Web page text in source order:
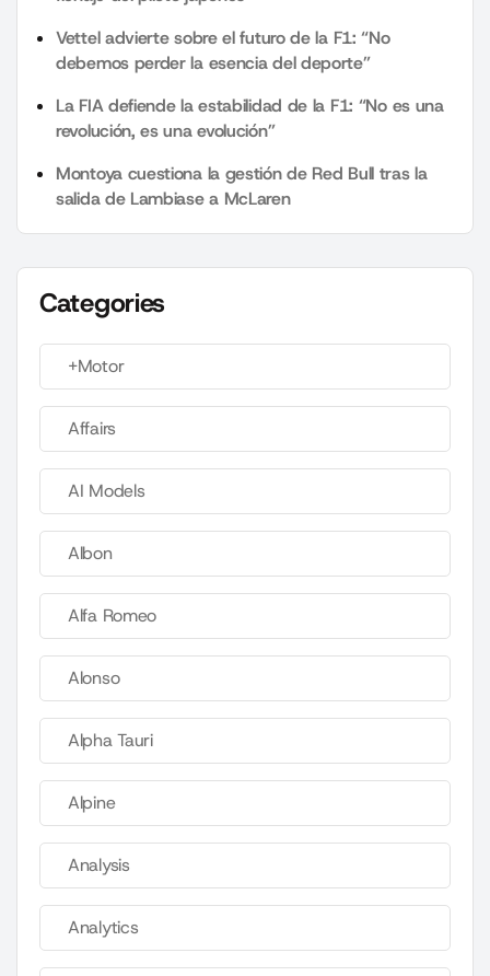
Vettel advierte sobre el futuro de la F1: “No
debemos perder la esencia del deporte”
La FIA defiende la estabilidad de la F1: “No es una
revolución, es una evolución”
Montoya cuestiona la gestión de Red Bull tras la
salida de Lambiase a McLaren
Categories
+Motor
Affairs
AI Models
Albon
Alfa Romeo
Alonso
Alpha Tauri
Alpine
Analysis
Analytics